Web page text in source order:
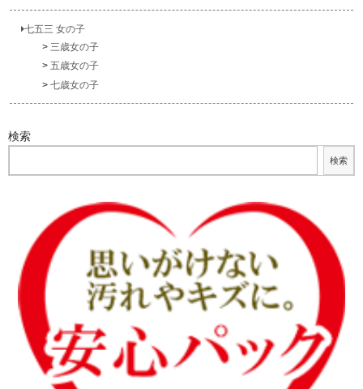
七五三 女の子
三歳女の子
五歳女の子
七歳女の子
検索
検索